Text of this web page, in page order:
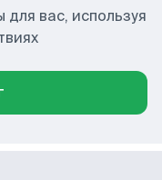
вас, используя